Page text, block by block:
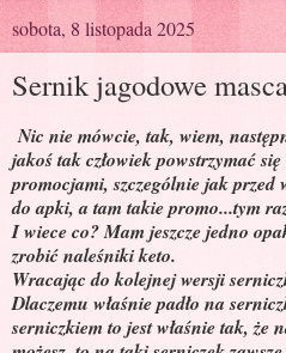
sobota, 8 listopada 2025
Sernik jagodowe
Nic nie mówcie, tak, wiem,
jakoś tak człowiek powstrzymać
promocjami, szczególnie jak przed
do apki, a tam takie promo...tym
I wiece co? Mam jeszcze jedno
zrobić naleśniki keto.
Wracając do kolejnej wersji
Dlaczemu właśnie padło na
serniczkiem to jest właśnie tak, że